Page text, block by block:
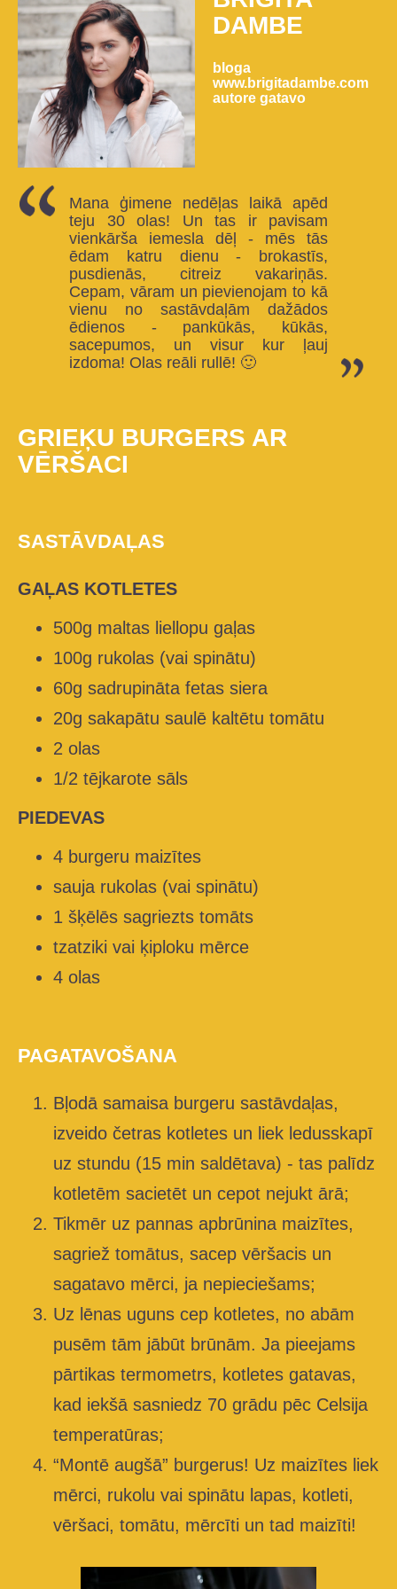
DAMBE
bloga
www.brigitadambe.com
autore gatavo
Mana ģimene nedēļas laikā apēd
teju 30 olas! Un tas ir pavisam
vienkārša iemesla dēļ - mēs tās
ēdam katru dienu - brokastīs,
pusdienās, citreiz vakariņās.
Cepam, vāram un pievienojam to kā
vienu no sastāvdaļām dažādos
ēdienos - pankūkās, kūkās,
sacepumos, un visur kur ļauj
izdoma! Olas reāli rullē! 🙂
GRIEĶU BURGERS AR
VĒRŠACI
SASTĀVDAĻAS
GAĻAS KOTLETES
500g maltas liellopu gaļas
100g rukolas (vai spinātu)
60g sadrupināta fetas siera
20g sakapātu saulē kaltētu tomātu
2 olas
1/2 tējkarote sāls
PIEDEVAS
4 burgeru maizītes
sauja rukolas (vai spinātu)
1 šķēlēs sagriezts tomāts
tzatziki vai ķiploku mērce
4 olas
PAGATAVOŠANA
Bļodā samaisa burgeru sastāvdaļas,
izveido četras kotletes un liek ledusskapī
uz stundu (15 min saldētava) - tas palīdz
kotletēm sacietēt un cepot nejukt ārā;
Tikmēr uz pannas apbrūnina maizītes,
sagriež tomātus, sacep vēršacis un
sagatavo mērci, ja nepieciešams;
Uz lēnas uguns cep kotletes, no abām
pusēm tām jābūt brūnām. Ja pieejams
pārtikas termometrs, kotletes gatavas,
kad iekšā sasniedz 70 grādu pēc Celsija
temperatūras;
“Montē augšā” burgerus! Uz maizītes liek
mērci, rukolu vai spinātu lapas, kotleti,
vēršaci, tomātu, mērcīti un tad maizīti!